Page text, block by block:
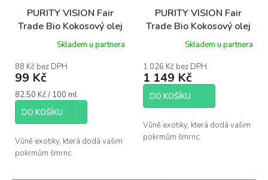
PURITY VISION Fair
Trade Bio Kokosový olej
panenský 120 ml
Skladem u partnera
88 Kč bez DPH
99 Kč
Měrná
cena:
82,50 Kč / 100 ml
DO KOŠÍKU
Vůně exotiky, která dodá vašim
pokrmům šmrnc.
PURITY VISION Fair
Trade Bio Kokosový olej
panenský 2,5 l
Skladem u partnera
1 026 Kč bez DPH
1 149 Kč
DO KOŠÍKU
Vůně exotiky, která dodá vašim
pokrmům šmrnc.